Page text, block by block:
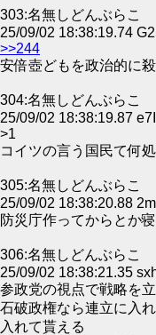
303:名無しどんぶらこ
25/09/02 18:38:19.74
>>244
安倍壺どもを政治的に
304:名無しどんぶらこ
25/09/02 18:38:19.87
>1
コイツの言う国民て何
305:名無しどんぶらこ
25/09/02 18:38:20.88
防災庁作ってからとか
306:名無しどんぶらこ
25/09/02 18:38:21.35
参政党の視点で戦略を
石破政権なら連立に入
入れて貰える